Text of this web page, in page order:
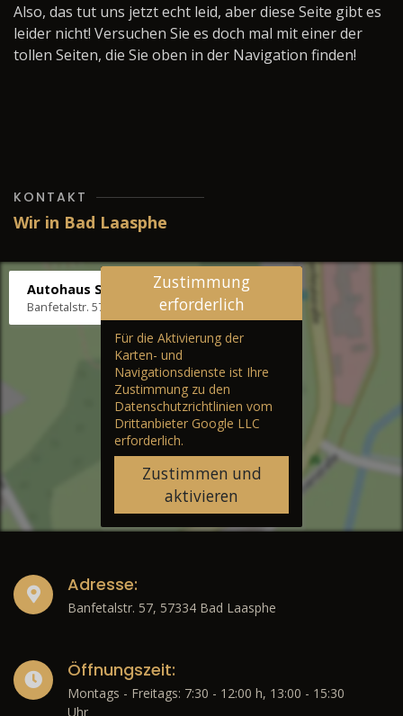
Also, das tut uns jetzt echt leid, aber diese Seite gibt es
leider nicht! Versuchen Sie es doch mal mit einer der
tollen Seiten, die Sie oben in der Navigation finden!
KONTAKT
Wir in Bad Laasphe
Autohaus Stenger
Banfetalstr. 57, 57334 Bad Laasphe
Zustimmung
erforderlich
Für die Aktivierung der
Karten- und
Navigationsdienste ist Ihre
Zustimmung zu den
Datenschutzrichtlinien vom
Drittanbieter Google LLC
erforderlich.
Zustimmen und
aktivieren
Adresse:
Banfetalstr. 57, 57334 Bad Laasphe
Öffnungszeit:
Montags - Freitags: 7:30 - 12:00 h, 13:00 - 15:30
Uhr